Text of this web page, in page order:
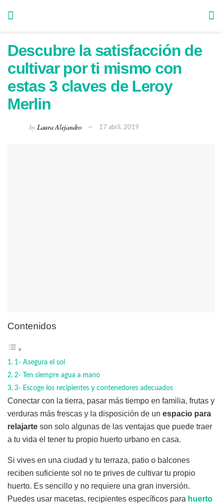
Descubre la satisfacción de
cultivar por ti mismo con
estas 3 claves de Leroy
Merlin
by Laura Alejandro 17 abril, 2019
Contenidos
1- Asegura el sol
2- Ten siempre agua a mano
3- Escoge los recipientes y contenedores adecuados
Conectar con la tierra, pasar más tiempo en familia, frutas y
verduras más frescas y la disposición de un espacio para
relajarte son solo algunas de las ventajas que puede traer
a tu vida el tener tu propio huerto urbano en casa.
Si vives en una ciudad y tu terraza, patio o balcones
reciben suficiente sol no te prives de cultivar tu propio
huerto. Es sencillo y no requiere una gran inversión.
Puedes usar macetas, recipientes específicos para huerto